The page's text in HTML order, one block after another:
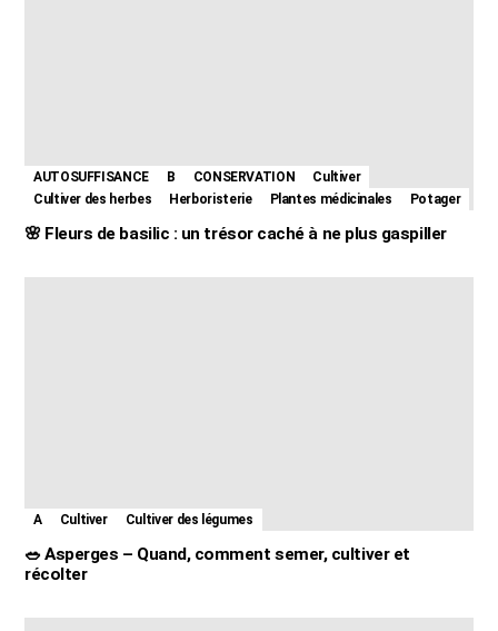
AUTOSUFFISANCE B CONSERVATION
Cultiver
Cultiver des herbes
Herboristerie Plantes médicinales Potager
🌸 Fleurs de basilic : un trésor caché à ne plus gaspiller
A Cultiver Cultiver des légumes
🥗 Asperges – Quand, comment semer, cultiver et
récolter